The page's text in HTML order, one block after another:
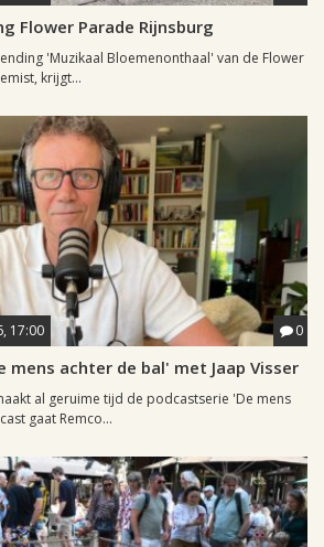
Flower Parade Rijnsburg
'Muzikaal Bloemenonthaal' van de Flower
krijgt...
17:00 0
mens achter de bal' met Jaap Visser
al geruime tijd de podcastserie 'De mens
gaat Remco...